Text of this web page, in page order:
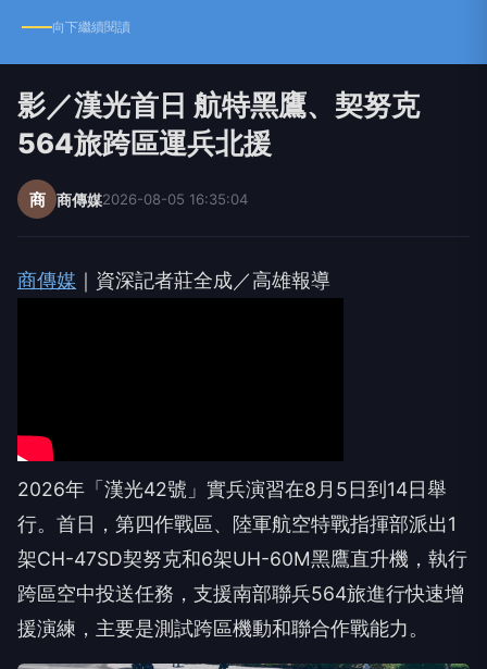
向下繼續閱讀
影／漢光首日 航特黑鷹、契努克
564旅跨區運兵北援
商 商傳媒2026-08-05 16:35:04
商傳媒 ｜資深記者莊全成／高雄報導
2026年「漢光42號」實兵演習在8月5日到14日舉
行。首日，第四作戰區、陸軍航空特戰指揮部派出1
架CH-47SD契努克和6架UH-60M黑鷹直升機，執行
跨區空中投送任務，支援南部聯兵564旅進行快速增
援演練，主要是測試跨區機動和聯合作戰能力。